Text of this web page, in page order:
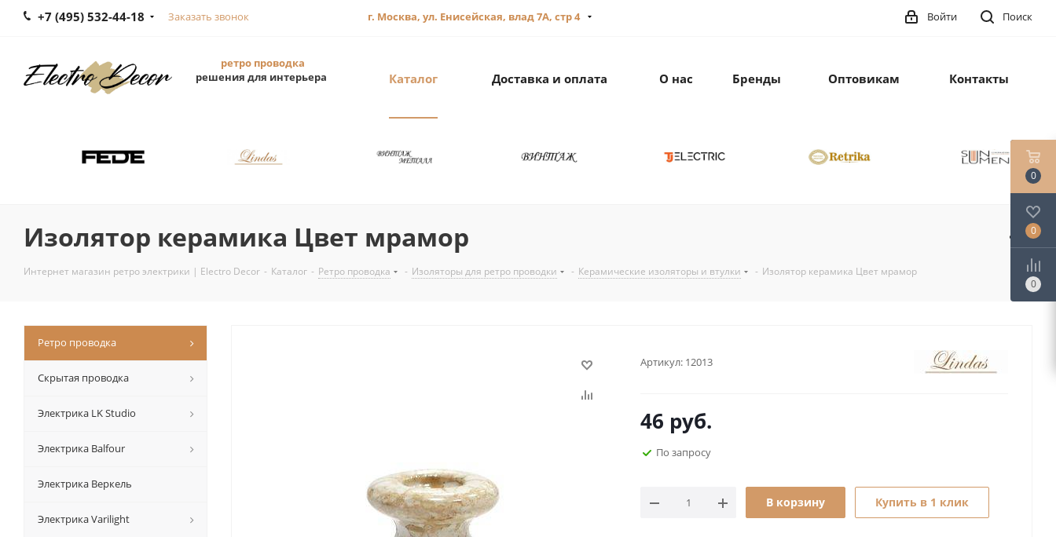
+7 (495) 532-44-18 Заказать звонок г. Москва, ул. Енисейская, влад 7А, стр 4 Поиск
Войти
ретро проводка
решения для интерьера
Каталог Доставка и оплата О нас Бренды Оптовикам Контакты
Изолятор керамика Цвет мрамор
Интернет магазин ретро электрики | Electro Decor - Каталог - Ретро проводка - Изоляторы для ретро проводки - Керамические изоляторы и втулки - Изолятор керамика Цвет мрамор
Артикул: 12013
46 руб.
По запросу
В корзину Купить в 1 клик
Ретро проводка
Скрытая проводка
Электрика LK Studio
Электрика Balfour
Электрика Веркель
Электрика Varilight
0
0
0